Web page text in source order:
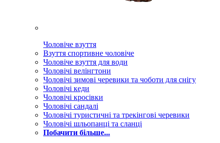
Чоловіче взуття
Взуття спортивне чоловіче
Чоловіче взуття для води
Чоловічі велінгтони
Чоловічі зимові черевики та чоботи для снігу
Чоловічі кеди
Чоловічі кросівки
Чоловічі сандалі
Чоловічі туристичні та трекінгові черевики
Чоловічі шльопанці та сланці
Побачити більше...